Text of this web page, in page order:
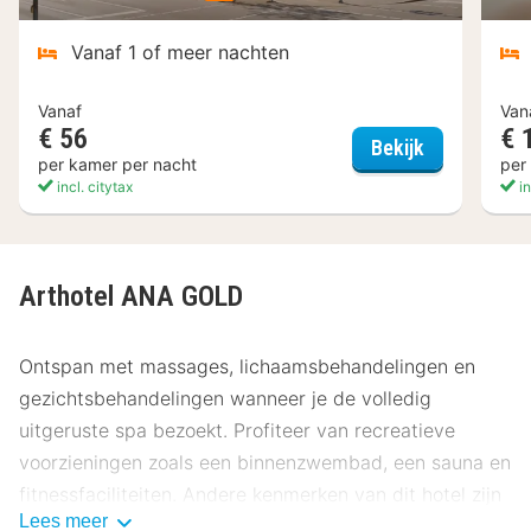
Vanaf 1 of meer nachten
Vanaf
€ 56
per kamer per nacht
incl. citytax
Bekijk Super 8 by
€
per
Arthotel ANA GOLD
Ontspan met massages, lichaamsbehandelingen en
gezichtsbehandelingen wanneer je de volledig
uitgeruste spa bezoekt. Profiteer van recreatieve
voorzieningen zoals een binnenzwembad, een sauna en
fitnessfaciliteiten. Andere kenmerken van dit hotel zijn
Lees meer